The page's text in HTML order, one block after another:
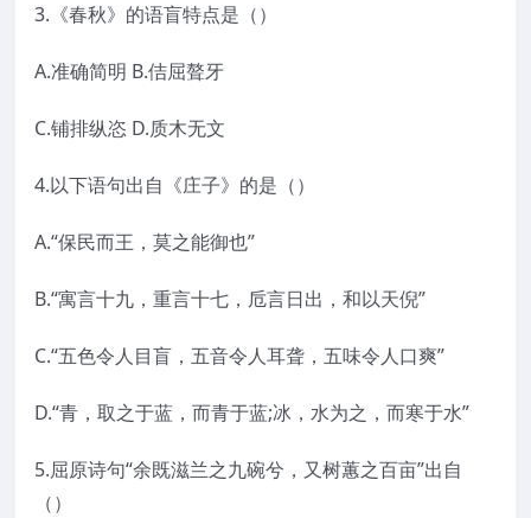
3.《春秋》的语盲特点是（）
A.准确简明 B.佶屈聱牙
C.铺排纵恣 D.质木无文
4.以下语句出自《庄子》的是（）
A.“保民而王，莫之能御也”
B.“寓言十九，重言十七，卮言日出，和以天倪”
C.“五色令人目盲，五音令人耳聋，五味令人口爽”
D.“青，取之于蓝，而青于蓝;冰，水为之，而寒于水”
5.屈原诗句“余既滋兰之九碗兮，又树蕙之百亩”出自
（）